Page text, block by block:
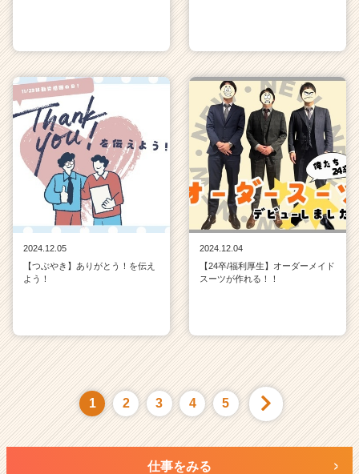
2024.12.05
【つぶやき】ありがとう！を伝え
よう！
2024.12.04
【24卒/福利厚生】オーダーメイド
スーツが作れる！！
1 2 3 4 5
仕事をみる